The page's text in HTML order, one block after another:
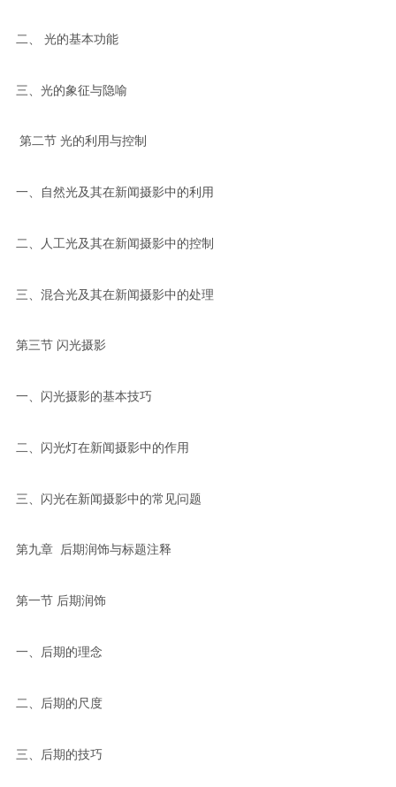
二、 光的基本功能
三、光的象征与隐喻
第二节 光的利用与控制
一、自然光及其在新闻摄影中的利用
二、人工光及其在新闻摄影中的控制
三、混合光及其在新闻摄影中的处理
第三节 闪光摄影
一、闪光摄影的基本技巧
二、闪光灯在新闻摄影中的作用
三、闪光在新闻摄影中的常见问题
第九章 后期润饰与标题注释
第一节 后期润饰
一、后期的理念
二、后期的尺度
三、后期的技巧